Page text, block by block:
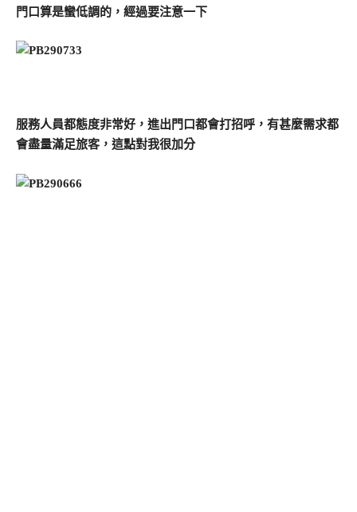
門口算是蠻低調的，經過要注意一下
服務人員都態度非常好，進出門口都會打招呼，有甚麼需求都
會盡量滿足旅客，這點對我很加分